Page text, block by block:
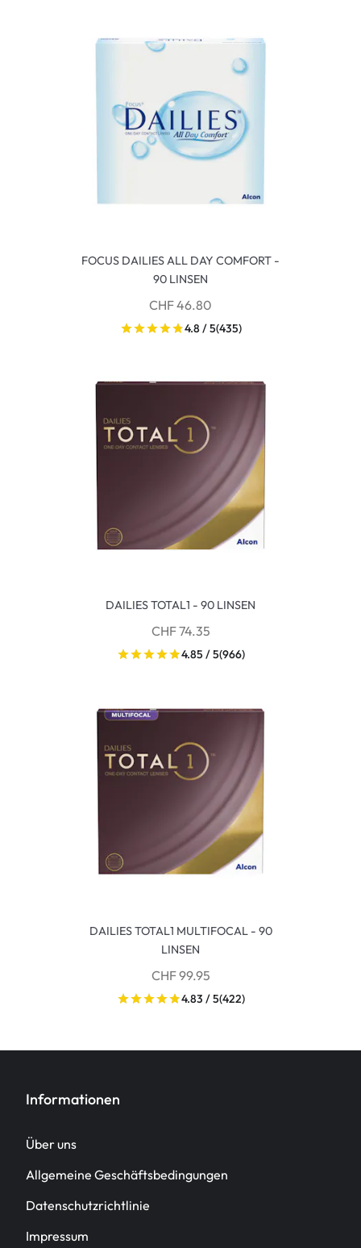
FOCUS DAILIES ALL DAY COMFORT -
90 LINSEN
CHF 46.80
4.8 / 5(435)
DAILIES TOTAL1 - 90 LINSEN
CHF 74.35
4.85 / 5(966)
DAILIES TOTAL1 MULTIFOCAL - 90
LINSEN
CHF 99.95
4.83 / 5(422)
Informationen
Über uns
Allgemeine Geschäftsbedingungen
Datenschutzrichtlinie
Impressum